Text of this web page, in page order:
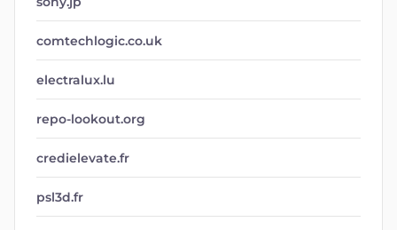
comtechlogic.co.uk
electralux.lu
repo-lookout.org
credielevate.fr
psl3d.fr